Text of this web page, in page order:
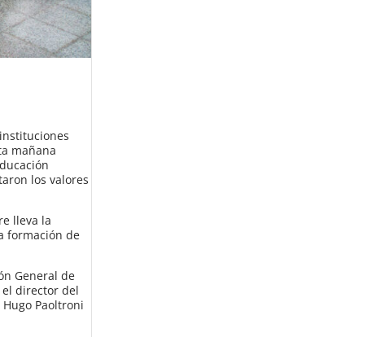
mañana
los valores
lleva la
formación de
General de
director del
Paoltroni